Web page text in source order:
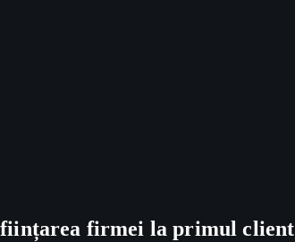
firmei la primul client